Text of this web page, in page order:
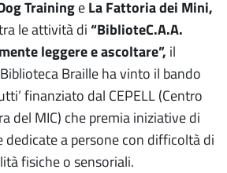
TrainingeLa Fattoria dei Mini,
le attività di“BiblioteC.A.A.
leggere e ascoltare”, il
Braille ha vinto il bando
finanziato dal CEPELL (Centro
del MIC) che premia iniziative di
dedicate a persone con difficoltà di
fisiche o sensoriali.